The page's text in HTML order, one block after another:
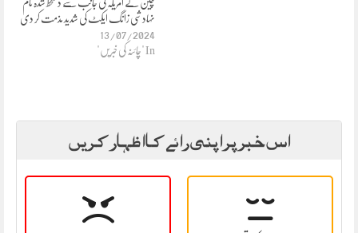
چین نے امریکہ کی جانب سے دستخط شدہ نام
نہاد شی زانگ ایکٹ کی شدید مذمت کر دی
13/07/2024
In "چائنہ کی خبریں"
اس خبر پر اپنی رائے کا اظہار کریں